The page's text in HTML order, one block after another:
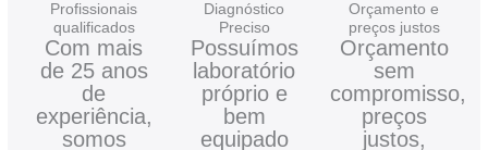
Profissionais
qualificados
Com mais
de 25 anos
de
experiência,
somos
Diagnóstico
Preciso
Possuímos
laboratório
próprio e
bem
equipado
Orçamento e
preços justos
Orçamento
sem
compromisso,
preços
justos,